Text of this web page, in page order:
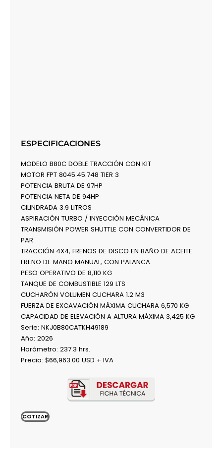
ESPECIFICACIONES
MODELO B80C DOBLE TRACCIÓN CON KIT
MOTOR FPT 8045.45.748 TIER 3
POTENCIA BRUTA DE 97HP
POTENCIA NETA DE 94HP
CILINDRADA 3.9 LITROS
ASPIRACIÓN TURBO / INYECCIÓN MECÁNICA
TRANSMISIÓN POWER SHUTTLE CON CONVERTIDOR DE
PAR
TRACCIÓN 4X4, FRENOS DE DISCO EN BAÑO DE ACEITE
FRENO DE MANO MANUAL, CON PALANCA
PESO OPERATIVO DE 8,110 KG
TANQUE DE COMBUSTIBLE 129 LTS
CUCHARÓN VOLUMEN CUCHARA 1.2 M3
FUERZA DE EXCAVACIÓN MÁXIMA CUCHARA 6,570 KG
CAPACIDAD DE ELEVACIÓN A ALTURA MÁXIMA 3,425 KG
Serie: NKJ0B80CATKH49189
Año: 2026
Horómetro: 237.3 hrs.
Precio: $66,963.00 USD + IVA
COTIZAR